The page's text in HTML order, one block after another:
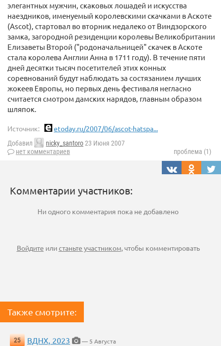
элегантных мужчин, скаковых лошадей и искусства
наездников, именуемый королевскими скачками в Аскоте
(Ascot), стартовал во вторник недалеко от Виндзорского
замка, загородной резиденции королевы Великобритании
Елизаветы Второй ("родоначальницей" скачек в Аскоте
стала королева Англии Анна в 1711 году). В течение пяти
дней десятки тысяч посетителей этих конных
соревнований будут наблюдать за состязанием лучших
жокеев Европы, но первых день фестиваля негласно
считается смотром дамских нарядов, главным образом
шляпок.
Источник: etoday.ru/2007/06/ascot-hatspa...
Добавил nicky_santoro23 Июня 2007
нет комментариев
проблема (1)
Комментарии участников:
Ни одного комментария пока не добавлено
Войдите илистаньте участником, чтобы комментировать
Также смотрите:
25 ВДНХ, 2023
— 5 Августа